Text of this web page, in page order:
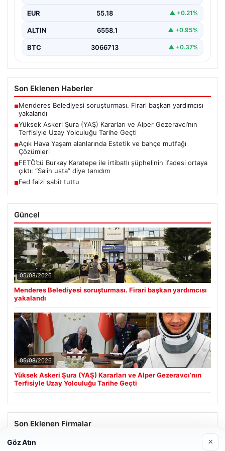
EUR 55.18 ▲ +0.21%
ALTIN 6558.1 ▲ +0.95%
BTC 3066713 ▲ +0.37%
Son Eklenen Haberler
■Menderes Belediyesi soruşturması. Firari başkan yardımcısı
yakalandı
■Yüksek Askeri Şura (YAŞ) Kararları ve Alper Gezeravcı’nın
Terfisiyle Uzay Yolculuğu Tarihe Geçti
■Açık Hava Yaşam alanlarında Estetik ve bahçe mutfağı
Çözümleri
■FETÖ’cü Burkay Karatepe ile irtibatlı şüphelinin ifadesi ortaya
çıktı: “Salih usta” diye tanıdım
■Fed faizi sabit tuttu
Güncel
05/08/2026
Menderes Belediyesi soruşturması. Firari başkan yardımcısı
yakalandı
05/08/2026
Yüksek Askeri Şura (YAŞ) Kararları ve Alper Gezeravcı’nın
Terfisiyle Uzay Yolculuğu Tarihe Geçti
Son Eklenen Firmalar
Hastaş Beton
Göz Atın ×